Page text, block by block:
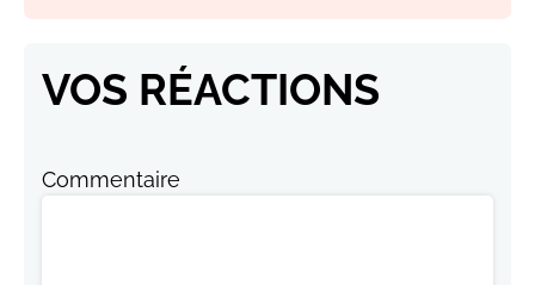
VOS RÉACTIONS
Commentaire